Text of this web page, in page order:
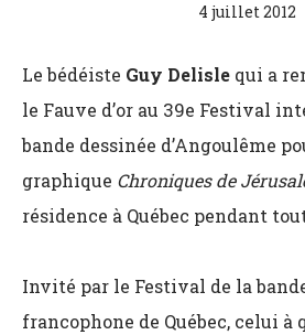
4 juillet 2012
Le bédéiste Guy Delisle qui a
le Fauve d’or au 39e Festival
bande dessinée d’Angoulême
graphique Chroniques de
résidence à Québec pendant
Invité par le Festival de la
francophone de Québec, celui à